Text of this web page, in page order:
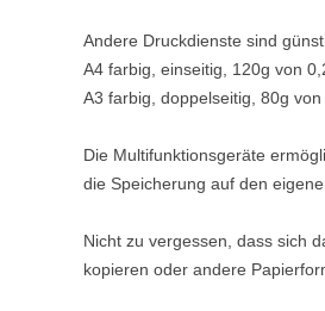
Andere Druckdienste sind
A4 farbig, einseitig, 120g von
A3 farbig, doppelseitig, 80g
Die Multifunktionsgeräte
die Speicherung auf den
Nicht zu vergessen, dass sich
kopieren oder andere